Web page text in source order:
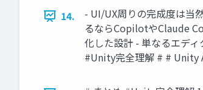
14.
- UI/UX周りの完成度は当
るならCopilotやClaude
化した設計 - 単なるエデ
#Unity完全理解 # # Unity